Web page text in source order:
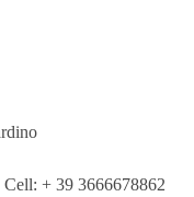
+ 39 3666678862